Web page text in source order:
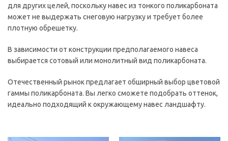
для других целей, поскольку навес из тонкого поликарбоната
может не выдержать снеговую нагрузку и требует более
плотную обрешетку.
В зависимости от конструкции предполагаемого навеса
выбирается сотовый или монолитный вид поликарбоната.
Отечественный рынок предлагает обширный выбор цветовой
гаммы поликарбоната. Вы легко сможете подобрать оттенок,
идеально подходящий к окружающему навес ландшафту.